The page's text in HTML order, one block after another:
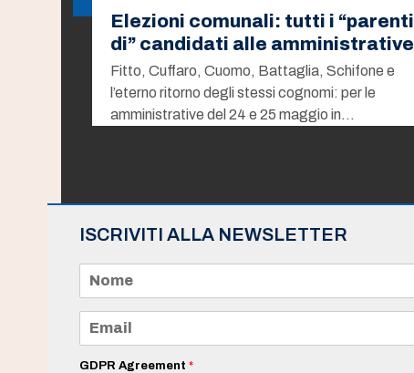
Elezioni comunali: tutti i “parenti
di” candidati alle amministrative
Fitto, Cuffaro, Cuomo, Battaglia, Schifone e
l’eterno ritorno degli stessi cognomi: per le
amministrative del 24 e 25 maggio in…
ISCRIVITI ALLA NEWSLETTER
m
e
a
iGDPR Agreement *